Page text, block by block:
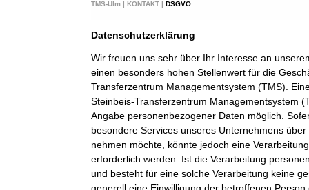
TMS-Ulm | KONTAKT | DSGVO
Datenschutzerklärung
Wir freuen uns sehr über Ihr Interesse an
einen besonders hohen Stellenwert für die
Transferzentrum Managementsystem (TMS).
Steinbeis-Transferzentrum Managementsystem
Angabe personenbezogener Daten möglich.
besondere Services unseres Unternehmens
nehmen möchte, könnte jedoch eine
erforderlich werden. Ist die Verarbeitung
und besteht für eine solche Verarbeitung keine